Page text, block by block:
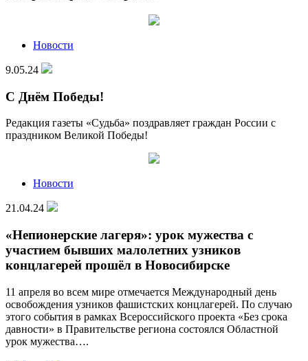
Новости
9.05.24
С Днём Победы!
Редакция газеты «Судьба» поздравляет граждан России с
праздником Великой Победы!
Новости
21.04.24
«Непионерские лагеря»: урок мужества с
участием бывших малолетних узников
концлагерей прошёл в Новосибирске
11 апреля во всем мире отмечается Международный день
освобождения узников фашистских концлагерей. По случаю
этого события в рамках Всероссийского проекта «Без срока
давности» в Правительстве региона состоялся Областной
урок мужества….